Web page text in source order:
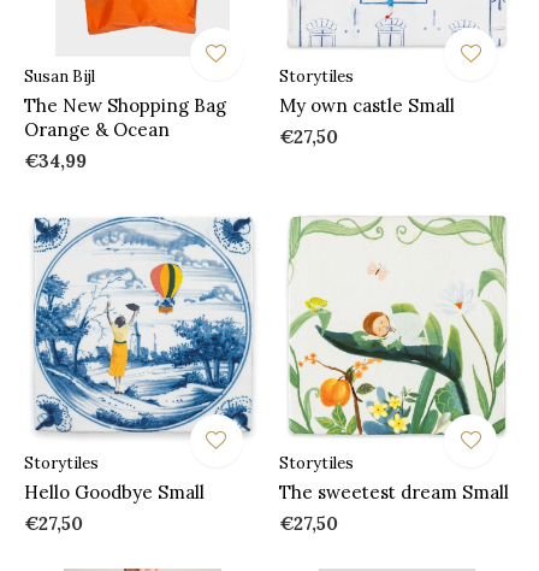
Susan Bijl
The New Shopping Bag
Orange & Ocean
€34,99
Storytiles
My own castle Small
€27,50
Storytiles
Hello Goodbye Small
€27,50
Storytiles
The sweetest dream Small
€27,50